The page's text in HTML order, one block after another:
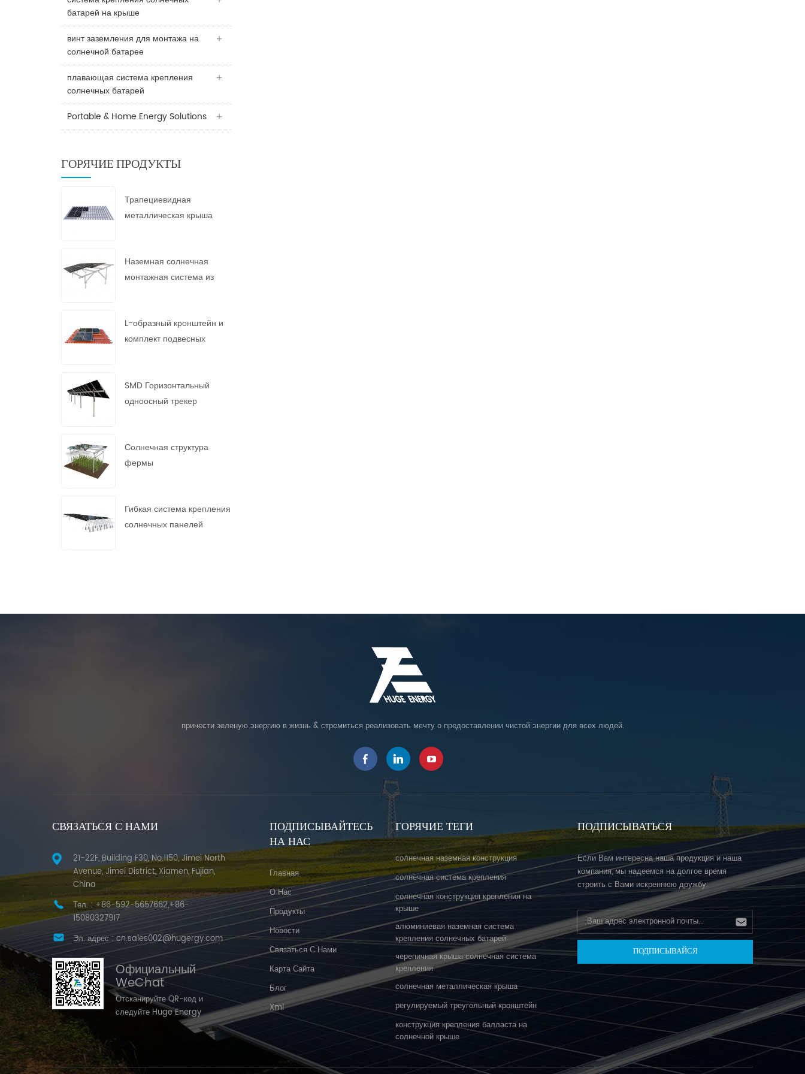
батарей на крыше
винт заземления для монтажа на
солнечной батарее
плавающая система крепления
солнечных батарей
Portable & Home Energy Solutions
ГОРЯЧИЕ ПРОДУКТЫ
Трапециевидная
металлическая крыша
Наземная солнечная
монтажная система из
L-образный кронштейн и
комплект подвесных
SMD Горизонтальный
одноосный трекер
Солнечная структура
фермы
Гибкая система крепления
солнечных панелей
принести зеленую энергию в жизнь & стремиться реализовать мечту о предоставлении чистой энергии для всех людей.
СВЯЗАТЬСЯ С НАМИ
21-22F, Building F30, No.1150, Jimei North
Avenue, Jimei District, Xiamen, Fujian,
China
Тел. : +86-592-5657662,+86-
15080327917
Эл. адрес :cn.sales002@hugergy.com
Официальный
WeChat
Отсканируйте QR-код и
следуйте Huge Energy
ПОДПИСЫВАЙТЕСЬ
НА НАС
Главная
О Нас
Продукты
Новости
Связаться С Нами
Карта Сайта
Блог
Xml
ГОРЯЧИЕ ТЕГИ
солнечная наземная конструкция
солнечная система крепления
солнечная конструкция крепления на
крыше
алюминиевая наземная система
крепления солнечных батарей
черепичная крыша солнечная система
крепления
солнечная металлическая крыша
регулируемый треугольный кронштейн
конструкция крепления балласта на
солнечной крыше
ПОДПИСЫВАТЬСЯ
Если Вам интересна наша продукция и наша
компания, мы надеемся на долгое время
строить с Вами искреннюю дружбу.